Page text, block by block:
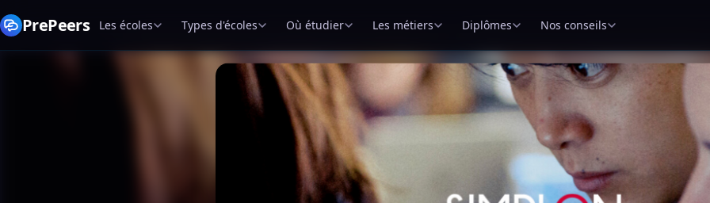
PrePeers Les écoles Types d'écoles Où étudier Les métiers Diplômes Nos conseils